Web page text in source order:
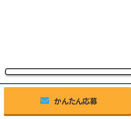
かんたん応募